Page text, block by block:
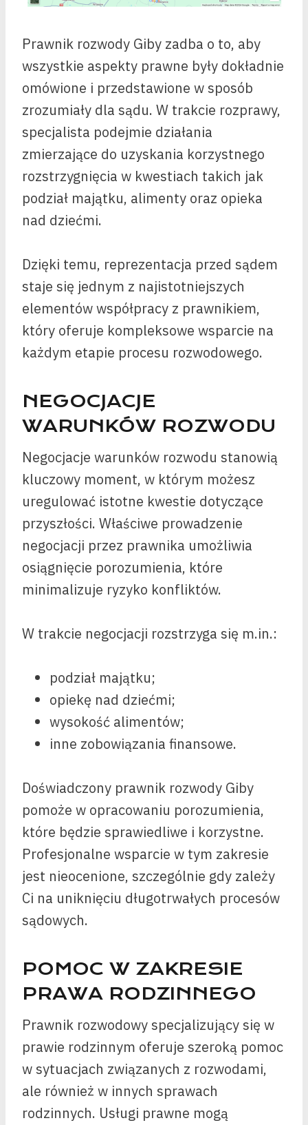
Prawnik rozwody Giby zadba o to, aby
wszystkie aspekty prawne były dokładnie
omówione i przedstawione w sposób
zrozumiały dla sądu. W trakcie rozprawy,
specjalista podejmie działania
zmierzające do uzyskania korzystnego
rozstrzygnięcia w kwestiach takich jak
podział majątku, alimenty oraz opieka
nad dziećmi.
Dzięki temu, reprezentacja przed sądem
staje się jednym z najistotniejszych
elementów współpracy z prawnikiem,
który oferuje kompleksowe wsparcie na
każdym etapie procesu rozwodowego.
NEGOCJACJE
WARUNKÓW ROZWODU
Negocjacje warunków rozwodu stanowią
kluczowy moment, w którym możesz
uregulować istotne kwestie dotyczące
przyszłości. Właściwe prowadzenie
negocjacji przez prawnika umożliwia
osiągnięcie porozumienia, które
minimalizuje ryzyko konfliktów.
W trakcie negocjacji rozstrzyga się m.in.:
podział majątku;
opiekę nad dziećmi;
wysokość alimentów;
inne zobowiązania finansowe.
Doświadczony prawnik rozwody Giby
pomoże w opracowaniu porozumienia,
które będzie sprawiedliwe i korzystne.
Profesjonalne wsparcie w tym zakresie
jest nieocenione, szczególnie gdy zależy
Ci na uniknięciu długotrwałych procesów
sądowych.
POMOC W ZAKRESIE
PRAWA RODZINNEGO
Prawnik rozwodowy specjalizujący się w
prawie rodzinnym oferuje szeroką pomoc
w sytuacjach związanych z rozwodami,
ale również w innych sprawach
rodzinnych. Usługi prawne mogą